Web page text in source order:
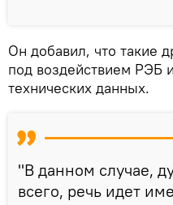
Он добавил, что такие
под воздействием РЭБ
технических данных.
"В данном случае,
всего, речь идет